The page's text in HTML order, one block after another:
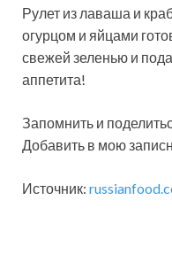
Рулет из лаваша и
огурцом и яйцами
свежей зеленью и
аппетита!
Запомнить и
Добавить в мою
Источник: